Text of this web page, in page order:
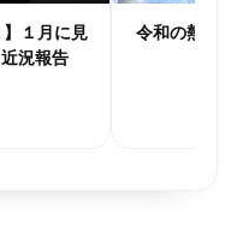
令和の熱血スポ根「メダリ